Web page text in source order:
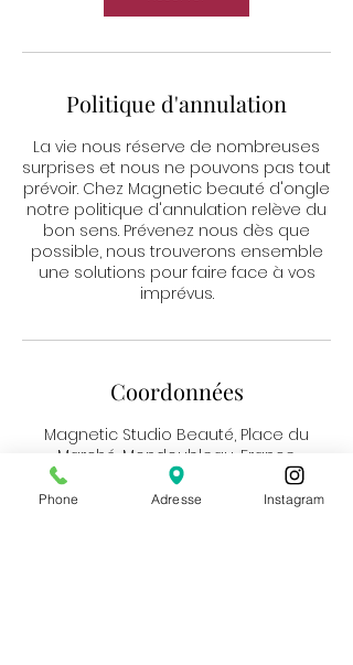
Politique d'annulation
La vie nous réserve de nombreuses
surprises et nous ne pouvons pas tout
prévoir. Chez Magnetic beauté d'ongle
notre politique d'annulation relève du
bon sens. Prévenez nous dès que
possible, nous trouverons ensemble
une solutions pour faire face à vos
imprévus.
Coordonnées
Magnetic Studio Beauté, Place du
Marché, Mondoubleau, France
Phone Adresse Instagram